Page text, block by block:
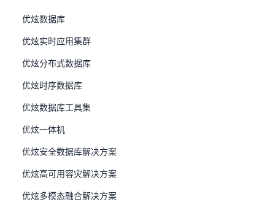
优炫数据库
优炫实时应用集群
优炫分布式数据库
优炫时序数据库
优炫数据库工具集
优炫一体机
优炫安全数据库解决方案
优炫高可用容灾解决方案
优炫多模态融合解决方案
UXDB提供完整的漏洞管理机制：通过专用邮箱接收上报，
要求提供漏洞的技术细节与修复建议；依据CVSS标准评估
风险并及时反馈；承诺1周内响应，对中高危漏洞每半年修
技术细节、受影响版本及补丁，确保漏洞闭环管理。